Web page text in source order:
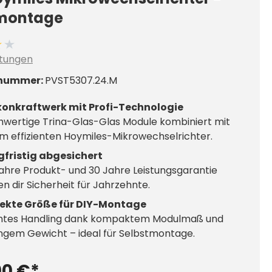
Bewertung von 4 von 5 Sternen
PVST5307.24.M
mit Profi-Technologie
Trina-Glas-Glas Module kombiniert mit
effizienten Hoymiles-Mikrowechselrichter.
abgesichert
Produkt- und 30 Jahre Leistungsgarantie
dir Sicherheit für Jahrzehnte.
Größe für DIY-Montage
Handling dank kompaktem Modulmaß und
Gewicht – ideal für Selbstmontage.